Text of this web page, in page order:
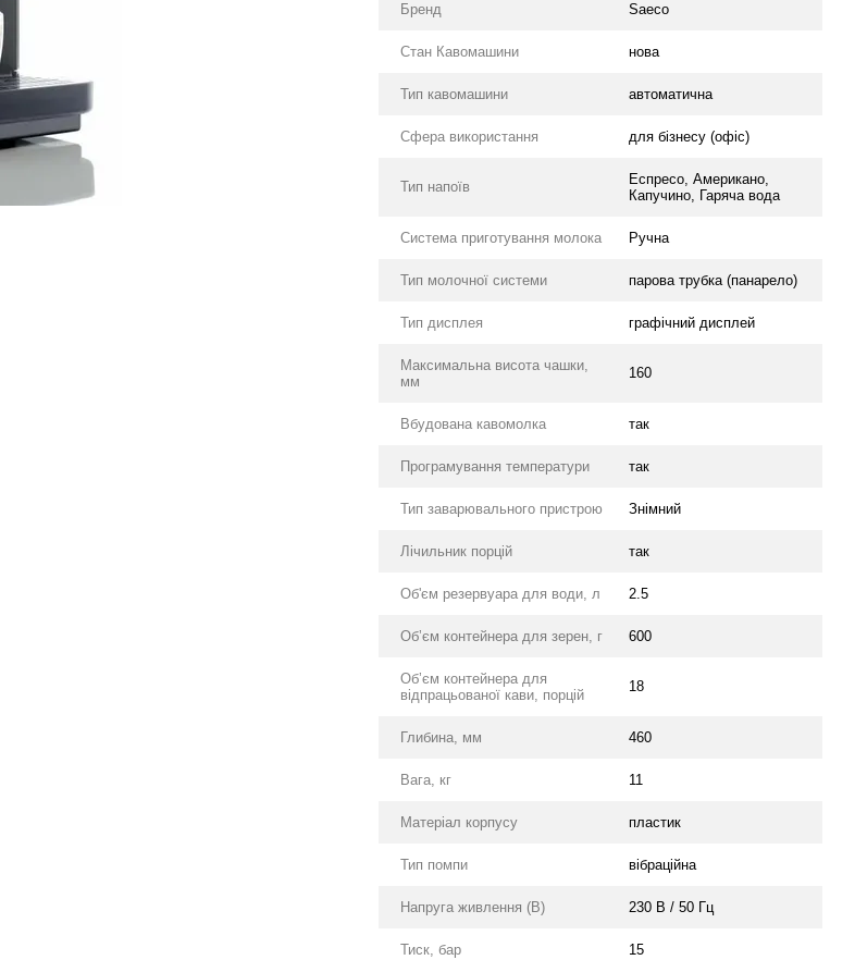
Бренд Saeco
Стан Кавомашини нова
Тип кавомашини автоматична
Сфера використання для бізнесу (офіс)
Тип напоїв
Еспресо, Американо,
Капучино, Гаряча вода
Система приготування молока Ручна
Тип молочної системи парова трубка (панарело)
Тип дисплея графічний дисплей
Максимальна висота чашки,
мм
160
Вбудована кавомолка так
Програмування температури так
Тип заварювального пристрою Знімний
Лічильник порцій так
Об'єм резервуара для води, л 2.5
Обʼєм контейнера для зерен, г 600
Обʼєм контейнера для
відпрацьованої кави, порцій
18
Глибина, мм 460
Вага, кг 11
Матеріал корпусу пластик
Тип помпи вібраційна
Напруга живлення (В) 230 В / 50 Гц
Тиск, бар 15